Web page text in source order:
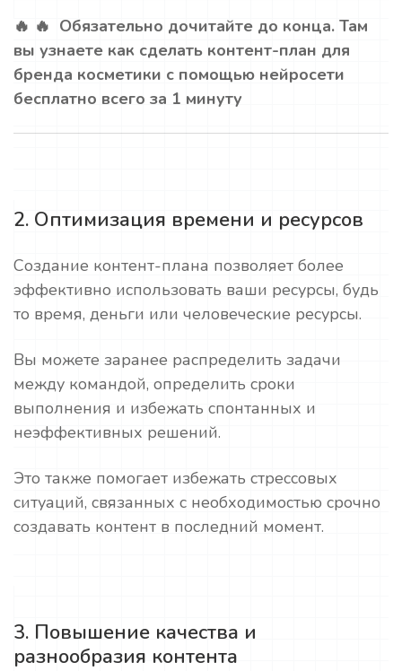
🔥 🔥 Обязательно дочитайте до конца. Там
вы узнаете как сделать контент-план для
бренда косметики с помощью нейросети
бесплатно всего за 1 минуту
2. Оптимизация времени и ресурсов
Создание контент-плана позволяет более
эффективно использовать ваши ресурсы, будь
то время, деньги или человеческие ресурсы.
Вы можете заранее распределить задачи
между командой, определить сроки
выполнения и избежать спонтанных и
неэффективных решений.
Это также помогает избежать стрессовых
ситуаций, связанных с необходимостью срочно
создавать контент в последний момент.
3. Повышение качества и
разнообразия контента